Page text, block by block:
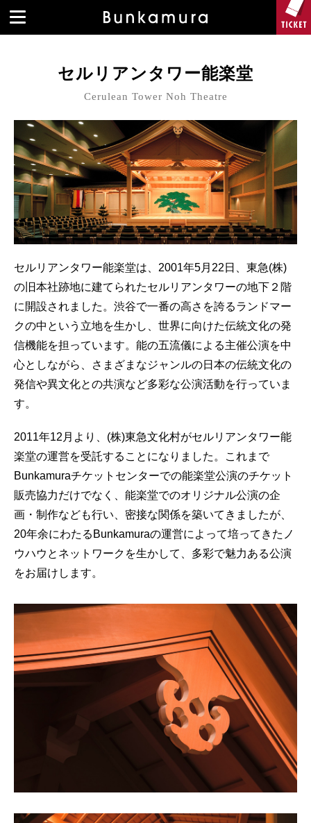
セルリアンタワー能楽堂
Cerulean Tower Noh Theatre
セルリアンタワー能楽堂は、2001年5月22日、東急(株)
の旧本社跡地に建てられたセルリアンタワーの地下２階
に開設されました。渋谷で一番の高さを誇るランドマー
クの中という立地を生かし、世界に向けた伝統文化の発
信機能を担っています。能の五流儀による主催公演を中
心としながら、さまざまなジャンルの日本の伝統文化の
発信や異文化との共演など多彩な公演活動を行っていま
す。
2011年12月より、(株)東急文化村がセルリアンタワー能
楽堂の運営を受託することになりました。これまで
Bunkamuraチケットセンターでの能楽堂公演のチケット
販売協力だけでなく、能楽堂でのオリジナル公演の企
画・制作なども行い、密接な関係を築いてきましたが、
20年余にわたるBunkamuraの運営によって培ってきたノ
ウハウとネットワークを生かして、多彩で魅力ある公演
をお届けします。